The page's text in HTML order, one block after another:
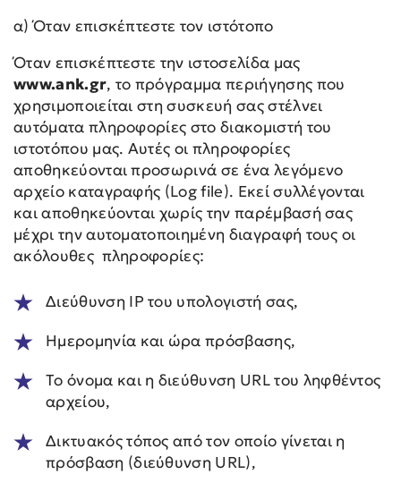
α) Όταν επισκέπτεστε τον ιστότοπο
Όταν επισκέπτεστε την ιστοσελίδα μας
www.ank.gr, το πρόγραμμα περιήγησης που
χρησιμοποιείται στη συσκευή σας στέλνει
αυτόματα πληροφορίες στο διακομιστή του
ιστοτόπου μας. Αυτές οι πληροφορίες
αποθηκεύονται προσωρινά σε ένα λεγόμενο
αρχείο καταγραφής (Log file). Εκεί συλλέγονται
και αποθηκεύονται χωρίς την παρέμβασή σας
μέχρι την αυτοματοποιημένη διαγραφή τους οι
ακόλουθες πληροφορίες:
Διεύθυνση IP του υπολογιστή σας,
Ημερομηνία και ώρα πρόσβασης,
Το όνομα και η διεύθυνση URL του ληφθέντος
αρχείου,
Δικτυακός τόπος από τον οποίο γίνεται η
πρόσβαση (διεύθυνση URL),